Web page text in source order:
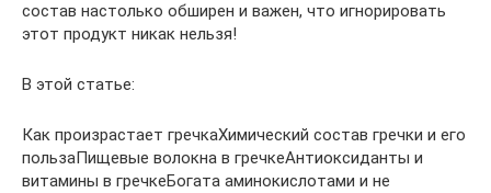
состав настолько обширен и важен, что игнорировать
этот продукт никак нельзя!
В этой статье:
Как произрастает гречкаХимический состав гречки и его
пользаПищевые волокна в гречкеАнтиоксиданты и
витамины в гречкеБогата аминокислотами и не